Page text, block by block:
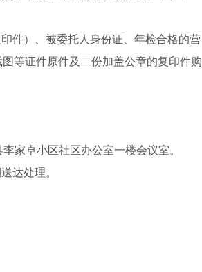
件）、被委托人身份证、年检合格的营
等证件原件及二份加盖公章的复印件购
家卓小区社区办公室一楼会议室。
达处理。